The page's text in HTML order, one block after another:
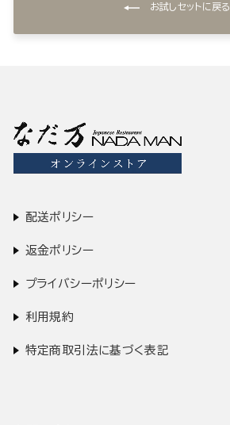
お試しセットに戻る
配送ポリシー
返金ポリシー
プライバシーポリシー
利用規約
特定商取引法に基づく表記